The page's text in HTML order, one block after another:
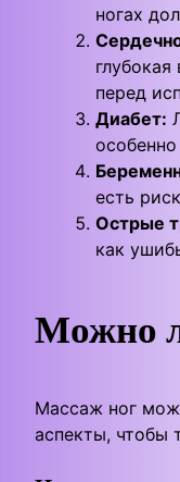
ногах
перед
Диабет:
есть
Острые
как
Можно
Массаж ног
аспекты, чтобы